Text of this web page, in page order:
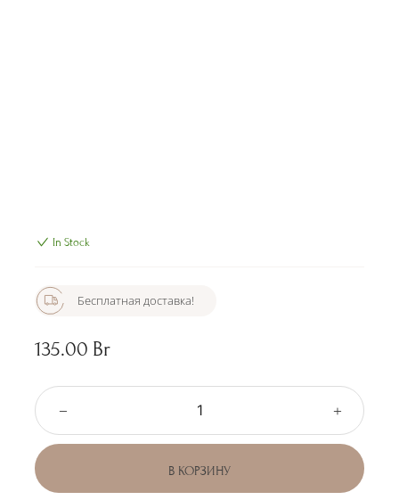
In Stock
Бесплатная доставка!
135.00 Br
В КОРЗИНУ